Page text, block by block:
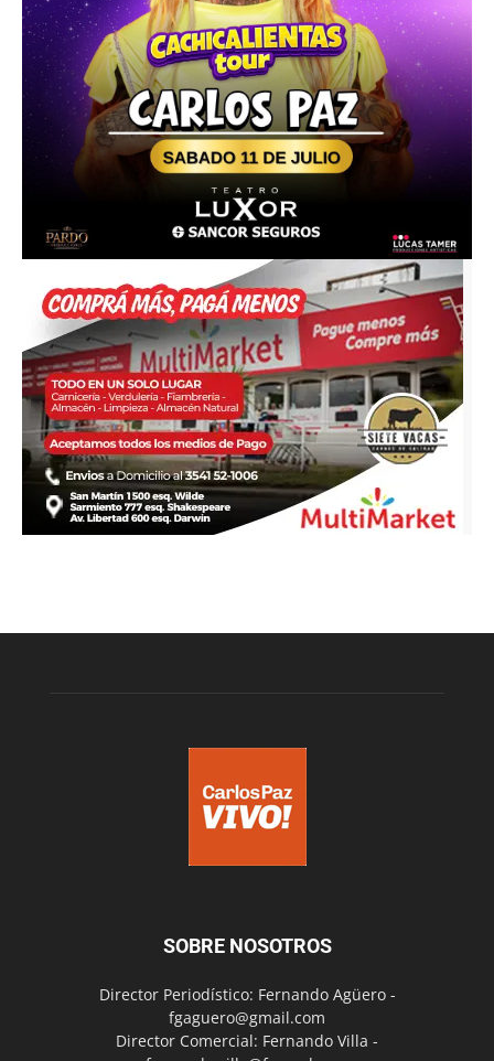
SOBRE NOSOTROS
Director Periodístico: Fernando Agüero -
fgaguero@gmail.com
Director Comercial: Fernando Villa -